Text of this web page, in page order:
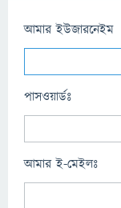
আমার ইউজারনেইম
পাসওয়ার্ডঃ
আমার ই-মেইলঃ